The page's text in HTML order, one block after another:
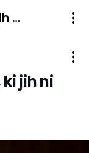
Seznam referendumov, ki jih ni bilo
jih ni